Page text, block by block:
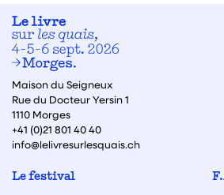
Maison du Seigneux
Rue du Docteur Yersin 1
1110 Morges
+41 (0)21 801 40 40
info@lelivresurlesquais.ch
Le festival